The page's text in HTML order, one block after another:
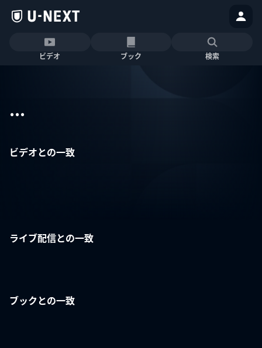
ビデオ ブック 検索
...
ビデオとの一致
ライブ配信との一致
ブックとの一致